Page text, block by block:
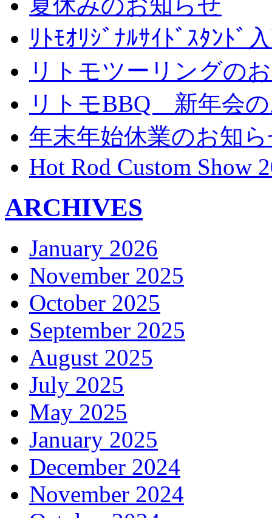
ﾘﾄﾓｵﾘｼﾞﾅﾙｻｲﾄﾞｽﾀﾝﾄﾞ
リトモツーリングの
リトモBBQ 新年会
年末年始休業のお知
Hot Rod Custom Show
ARCHIVES
January 2026
November 2025
October 2025
September 2025
August 2025
July 2025
May 2025
January 2025
December 2024
November 2024